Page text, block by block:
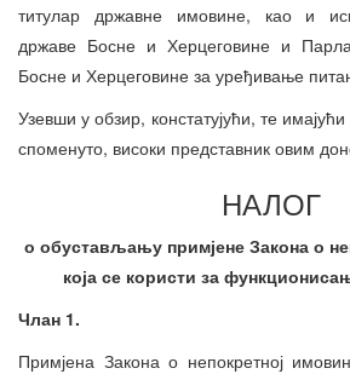
титулар државне имовине, као и
државе Босне и Херцеговине и
Босне и Херцеговине за уређивање
Узевши у обзир, констатујући, те
споменуто, високи представник овим
НАЛОГ
о обустављању примјене Закона о
која се користи за
Члан 1.
Примјена Закона о непокретној